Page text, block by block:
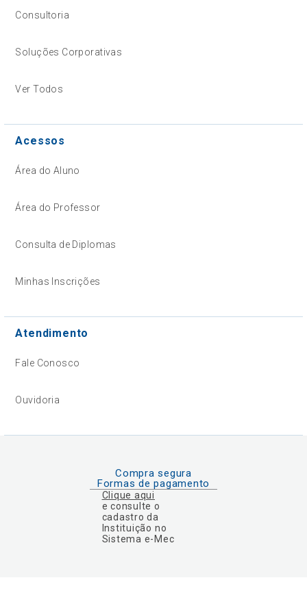
Consultoria
Soluções Corporativas
Ver Todos
Acessos
Área do Aluno
Área do Professor
Consulta de Diplomas
Minhas Inscrições
Atendimento
Fale Conosco
Ouvidoria
Compra segura
Formas de pagamento
Clique aqui
e consulte o
cadastro da
Instituição no
Sistema e-Mec